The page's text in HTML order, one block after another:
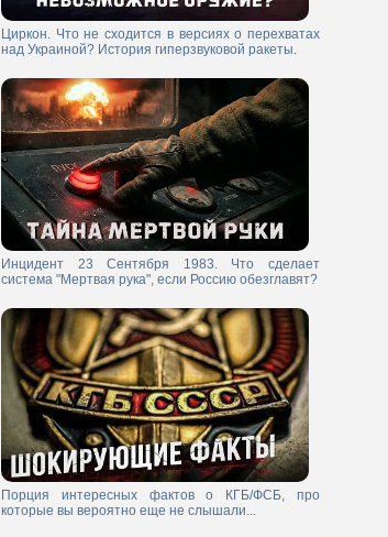
Циркон. Что не сходится в версиях о перехватах
над Украиной? История гиперзвуковой ракеты.
Инцидент 23 Сентября 1983. Что сделает
система "Мертвая рука", если Россию обезглавят?
Порция интересных фактов о КГБ/ФСБ, про
которые вы вероятно еще не слышали...